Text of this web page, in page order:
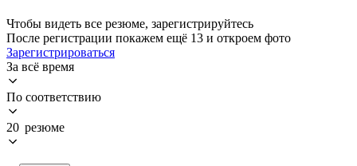
Чтобы видеть все резюме, зарегистрируйтесь
После регистрации покажем ещё 13 и откроем фото
Зарегистрироваться
За всё время
По соответствию
20 резюме